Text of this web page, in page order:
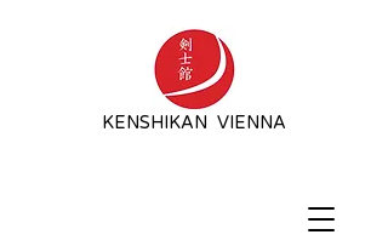
KENSHIKAN VIENNA